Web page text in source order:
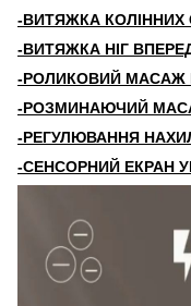
-ВИТЯЖКА КОЛІННИХ
-ВИТЯЖКА НІГ
-РОЛИКОВИЙ МАСАЖ
-РОЗМИНАЮЧИЙ
-РЕГУЛЮВАННЯ
-СЕНСОРНИЙ ЕКРАН